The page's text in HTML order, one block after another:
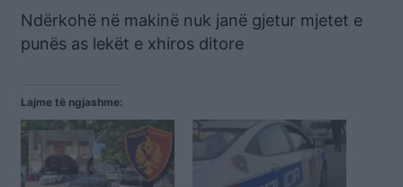
Ndërkohë në makinë nuk janë gjetur mjetet e
punës as lekët e xhiros ditore
Lajme të ngjashme: